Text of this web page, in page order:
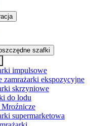
szafki
impulsowe
zamrażarki ekspozycyjne
skrzyniowe
do lodu
supermarketowa